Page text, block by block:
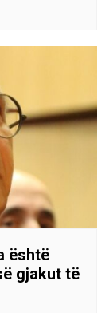
është
gjakut të